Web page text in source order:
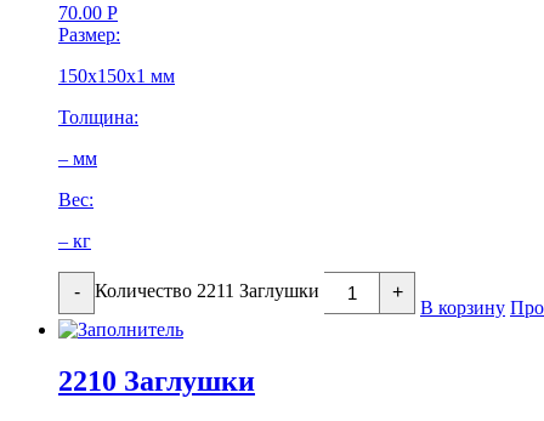
70.00 Р
Размер:
150х150х1 мм
Толщина:
– мм
Вес:
– кг
- Количество 2211 Заглушки +
В корзину
2210 Заглушки